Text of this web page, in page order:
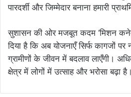
पारदर्शी और जिम्मेदार बनाना हमारी
सुशासन की ओर मजबूत कदम ‘मिशन
दिया है कि अब योजनाएँ सिर्फ कागजों पर
ग्रामीणों के जीवन में बदलाव लाएँगी।
क्षेत्र में लोगों में उत्साह और भरोसा बढ़ा है।